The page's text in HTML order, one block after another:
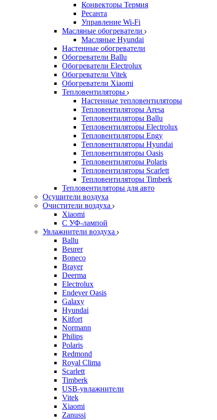
Конвекторы Термия
Ресанта
Управление Wi-Fi
Масляные обогреватели
Масляные Hyundai
Настенные обогреватели
Обогреватели Ballu
Обогреватели Electrolux
Обогреватели Vitek
Обогреватели Xiaomi
Тепловентиляторы
Настенные тепловентиляторы
Тепловентиляторы Aresa
Тепловентиляторы Ballu
Тепловентиляторы Electrolux
Тепловентиляторы Engy
Тепловентиляторы Hyundai
Тепловентиляторы Oasis
Тепловентиляторы Polaris
Тепловентиляторы Scarlett
Тепловентиляторы Timberk
Тепловентиляторы для авто
Осушители воздуха
Очистители воздуха
Xiaomi
С УФ-лампой
Увлажнители воздуха
Ballu
Beurer
Boneco
Brayer
Deerma
Electrolux
Endever Oasis
Galaxy
Hyundai
Kitfort
Normann
Philips
Polaris
Redmond
Royal Clima
Scarlett
Timberk
USB-увлажнители
Vitek
Xiaomi
Zanussi